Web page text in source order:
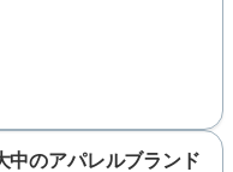
中のアパレルブランド